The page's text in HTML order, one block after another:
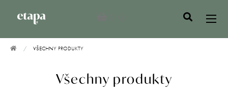
VŠECHNY PRODUKTY
Všechny produkty